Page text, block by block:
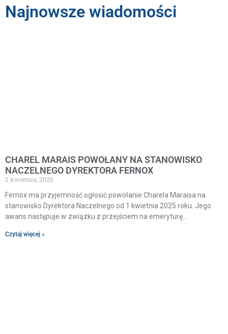
Najnowsze wiadomości
CHAREL MARAIS POWOŁANY NA STANOWISKO
NACZELNEGO DYREKTORA FERNOX
2 kwietnia, 2025
Fernox ma przyjemność ogłosić powołanie Charela Maraisa na
stanowisko Dyrektora Naczelnego od 1 kwietnia 2025 roku. Jego
awans następuje w związku z przejściem na emeryturę
Czytaj więcej »